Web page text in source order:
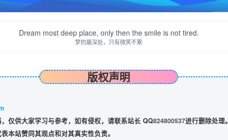
Dream most deep place, only then the smile is not tired.
梦的最深处，只有微笑不累
版权声明
仅供大家学习与参考，如有侵权，请联系站长 QQ824800537进行删除处理。
本站赞同其观点和对其真实性负责。